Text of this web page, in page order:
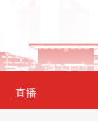
直播